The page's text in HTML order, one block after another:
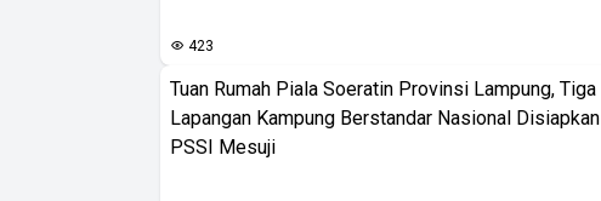
423
Tuan Rumah Piala Soeratin Provinsi Lampung, Tiga
Lapangan Kampung Berstandar Nasional Disiapkan
PSSI Mesuji